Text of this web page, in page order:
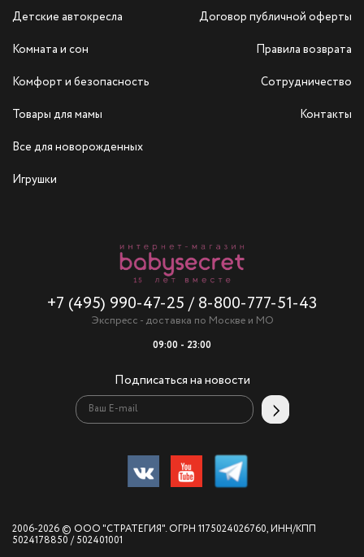
Детские автокресла
Комната и сон
Комфорт и безопасность
Товары для мамы
Все для новорожденных
Игрушки
+7 (495) 990-47-25 / 8-800-777-51-43
Экспресс - доставка по Москве и МО
09:00 - 23:00
Подписаться на новости
Договор публичной оферты
Правила возврата
Сотрудничество
Контакты
2006-2026 © ООО "СТРАТЕГИЯ". ОГРН 1175024026760, ИНН/КПП
5024178850 / 502401001